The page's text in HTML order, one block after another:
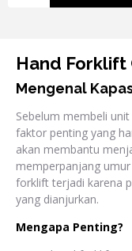
Hand Forklift
Mengenal
Sebelum membeli
faktor penting yang
akan membantu
memperpanjang
forklift terjadi karena
yang dianjurkan.
Mengapa Penting?